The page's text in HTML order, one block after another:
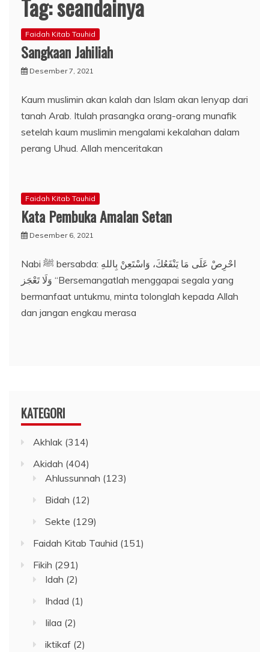
Tag:seandainya
Faidah Kitab Tauhid
Sangkaan Jahiliah
Desember 7, 2021
Kaum muslimin akan kalah dan Islam akan lenyap dari
tanah Arab. Itulah prasangka orang-orang munafik
setelah kaum muslimin mengalami kekalahan dalam
perang Uhud. Allah menceritakan
Faidah Kitab Tauhid
Kata Pembuka Amalan Setan
Desember 6, 2021
Nabi ﷺ bersabda: احْرِصْ عَلَى مَا يَنْفَعُكَ، وَاسْتَعِنْ بِاللهِ
وَلَا تَعْجَز “Bersemangatlah menggapai segala yang
bermanfaat untukmu, minta tolonglah kepada Allah
dan jangan engkau merasa
KATEGORI
Akhlak (314)
Akidah (404)
Ahlussunnah (123)
Bidah (12)
Sekte (129)
Faidah Kitab Tauhid (151)
Fikih (291)
Idah (2)
Ihdad (1)
Iilaa (2)
iktikaf (2)